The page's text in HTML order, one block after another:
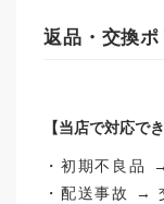
返品・交換
【当店で対応で
・初期不良品
・配送事故 →